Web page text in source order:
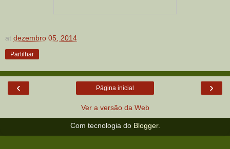
at dezembro 05, 2014
Partilhar
‹ ›
Página inicial
Ver a versão da Web
Com tecnologia do Blogger.